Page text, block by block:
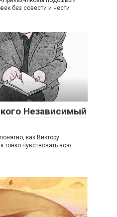
без совести и чести
Независимый
как Виктору
тонко чувствовать всю